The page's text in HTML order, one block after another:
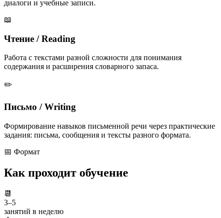
диалоги и учебные записи.
📖
Чтение / Reading
Работа с текстами разной сложности для понимания
содержания и расширения словарного запаса.
✏️
Письмо / Writing
Формирование навыков письменной речи через практические
задания: письма, сообщения и тексты разного формата.
📅 Формат
Как проходит обучение
📆
3–5
занятий в неделю